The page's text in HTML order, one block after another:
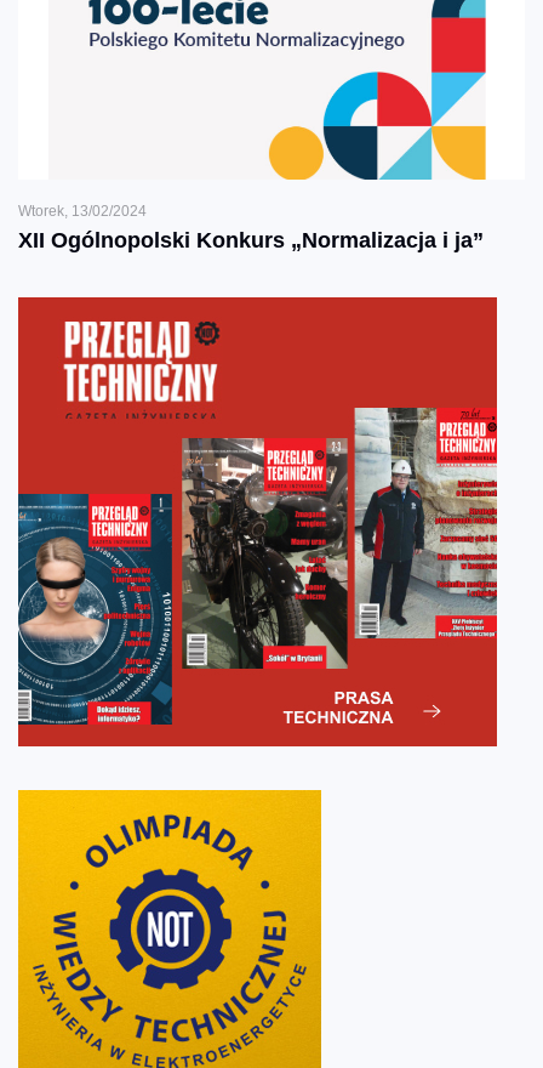
Wtorek, 13/02/2024
XII Ogólnopolski Konkurs „Normalizacja i ja”